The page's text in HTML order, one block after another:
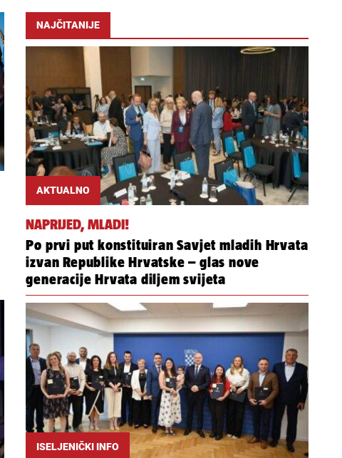
NAJČITANIJE
AKTUALNO
NAPRIJED, MLADI!
Po prvi put konstituiran Savjet mladih Hrvata
izvan Republike Hrvatske – glas nove
generacije Hrvata diljem svijeta
ISELJENIČKI INFO